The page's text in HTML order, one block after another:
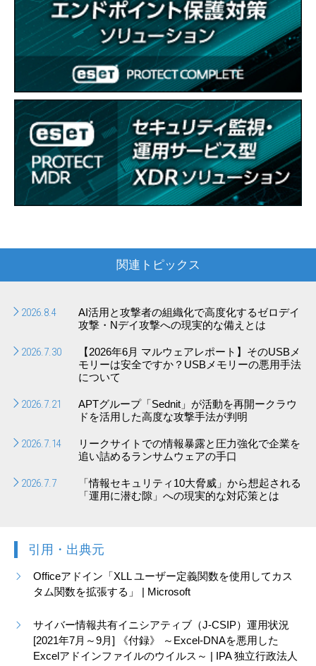
関連トピックス
2026.8.4
AI活用と攻撃者の組織化で高度化するゼロデイ
攻撃・Nデイ攻撃への現実的な備えとは
2026.7.30
【2026年6月 マルウェアレポート】そのUSBメ
モリーは安全ですか？USBメモリーの悪用手法
について
2026.7.21
APTグループ「Sednit」が活動を再開ークラウ
ドを活用した高度な攻撃手法が判明
2026.7.14
リークサイトでの情報暴露と圧力強化で企業を
追い詰めるランサムウェアの手口
2026.7.7
「情報セキュリティ10大脅威」から想起される
「運用に潜む隙」への現実的な対応策とは
引用・出典元
Officeアドイン「XLL ユーザー定義関数を使用してカス
タム関数を拡張する」 | Microsoft
サイバー情報共有イニシアティブ（J-CSIP）運用状況
[2021年7月～9月] 《付録》 ～Excel-DNAを悪用した
Excelアドインファイルのウイルス～ | IPA 独立行政法人